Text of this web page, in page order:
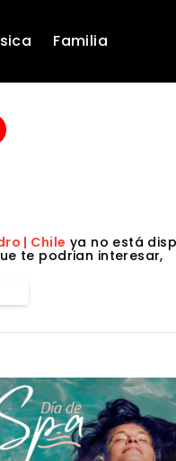
Familia
| Chile ya no está
te podrian interesar,